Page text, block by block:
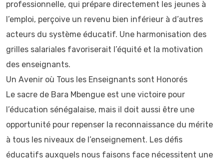
professionnelle, qui prépare directement les jeunes à
l’emploi, perçoive un revenu bien inférieur à d’autres
acteurs du système éducatif. Une harmonisation des
grilles salariales favoriserait l’équité et la motivation
des enseignants.
Un Avenir où Tous les Enseignants sont Honorés
Le sacre de Bara Mbengue est une victoire pour
l’éducation sénégalaise, mais il doit aussi être une
opportunité pour repenser la reconnaissance du mérite
à tous les niveaux de l’enseignement. Les défis
éducatifs auxquels nous faisons face nécessitent une